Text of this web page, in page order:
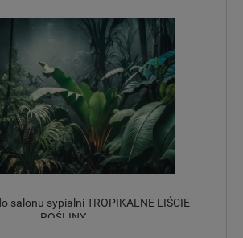
salonu sypialni TROPIKALNE LIŚCIE
ROŚLINY